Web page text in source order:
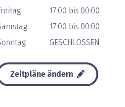
17:00 bis 00:00
17:00 bis 00:00
GESCHLOSSEN
Zeitpläne ändern